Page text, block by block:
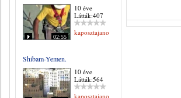
02:55
10 éve
Látták:407
kaposztajanos
Shibam-Yemen.
10 éve
Látták:564
kaposztajanos